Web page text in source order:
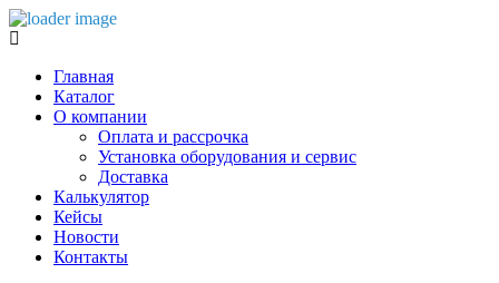
Главная
Каталог
О компании
Оплата и рассрочка
Установка оборудования и сервис
Доставка
Калькулятор
Кейсы
Новости
Контакты